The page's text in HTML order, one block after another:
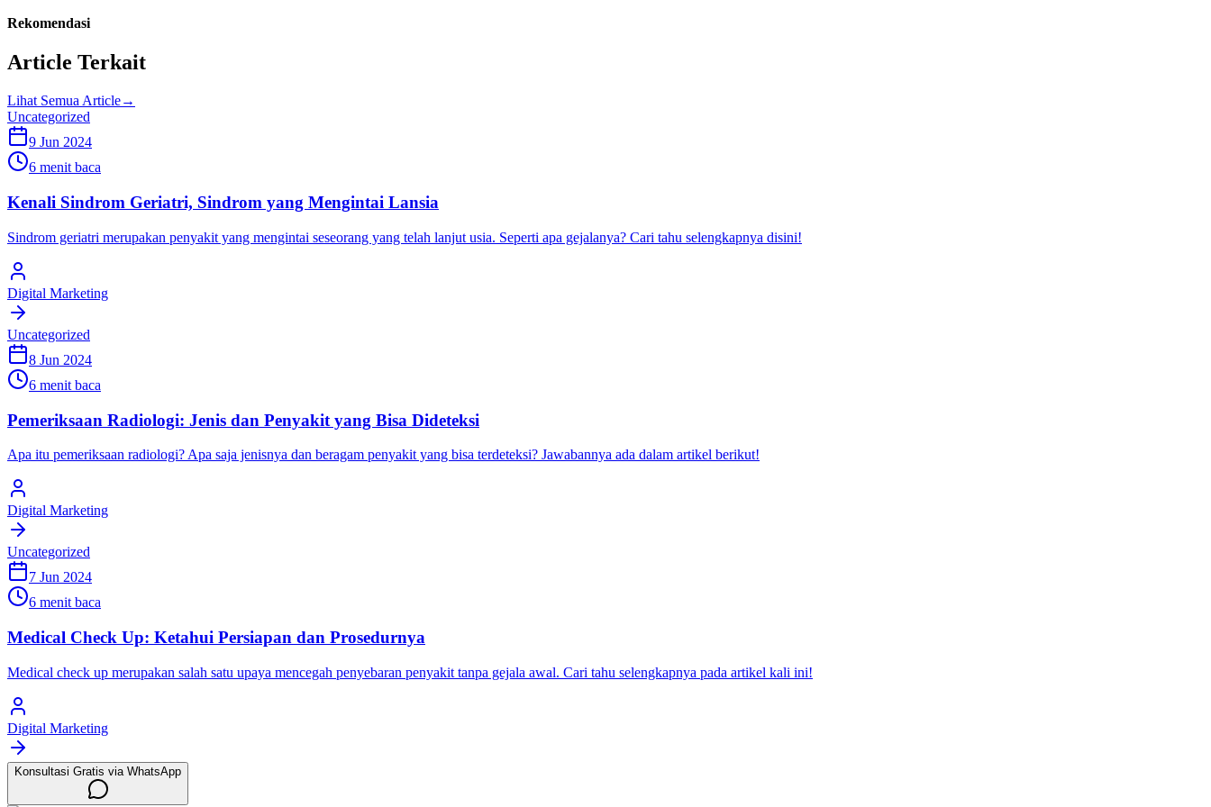
Rekomendasi
Article Terkait
Lihat Semua Article→
Uncategorized
9 Jun 2024
6 menit baca
Kenali Sindrom Geriatri, Sindrom yang Mengintai Lansia
Sindrom geriatri merupakan penyakit yang mengintai seseorang yang telah lanjut usia. Seperti apa gejalanya? Cari tahu selengkapnya disini!
Digital Marketing
Uncategorized
8 Jun 2024
6 menit baca
Pemeriksaan Radiologi: Jenis dan Penyakit yang Bisa Dideteksi
Apa itu pemeriksaan radiologi? Apa saja jenisnya dan beragam penyakit yang bisa terdeteksi? Jawabannya ada dalam artikel berikut!
Digital Marketing
Uncategorized
7 Jun 2024
6 menit baca
Medical Check Up: Ketahui Persiapan dan Prosedurnya
Medical check up merupakan salah satu upaya mencegah penyebaran penyakit tanpa gejala awal. Cari tahu selengkapnya pada artikel kali ini!
Digital Marketing
Konsultasi Gratis via WhatsApp